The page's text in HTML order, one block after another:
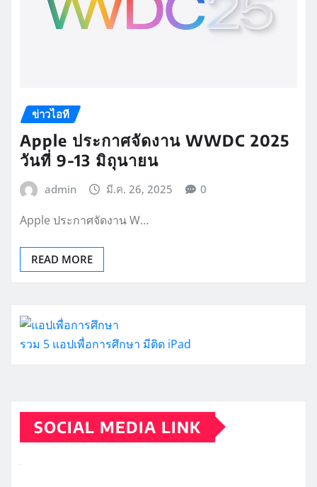
ข่าวไอที
Apple ประกาศจัดงาน WWDC 2025
วันที่ 9-13 มิถุนายน
admin มี.ค. 26, 2025 0
Apple ประกาศจัดงาน W…
READ MORE
รวม 5 แอปเพื่อการศึกษา มีติด iPad
SOCIAL MEDIA LINK